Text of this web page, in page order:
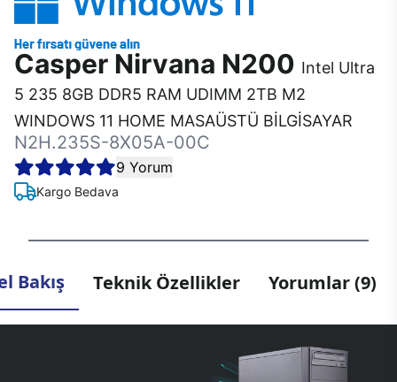
Casper Nirvana N200 Intel Ultra
5 235 8GB DDR5 RAM UDIMM 2TB M2
WINDOWS 11 HOME MASAÜSTÜ BİLGİSAYAR
N2H.235S-8X05A-00C
9 Yorum
Kargo Bedava
Bakış Teknik Özellikler Yorumlar (9)